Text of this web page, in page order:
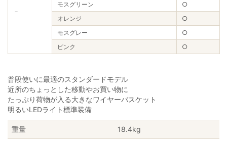
－
モスグリーン
○
オレンジ
○
モスグレー
○
ピンク
○
普段使いに最適のスタンダードモデル
近所のちょっとした移動やお買い物に
たっぷり荷物が入る大きなワイヤーバスケット
明るいLEDライト標準装備
重量 18.4kg